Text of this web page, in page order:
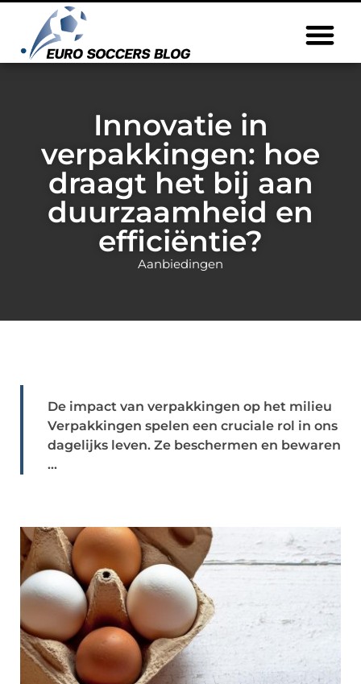
Innovatie in
verpakkingen: hoe
draagt het bij aan
duurzaamheid en
efficiëntie?
Aanbiedingen
De impact van verpakkingen op het milieu
Verpakkingen spelen een cruciale rol in ons
dagelijks leven. Ze beschermen en bewaren
...